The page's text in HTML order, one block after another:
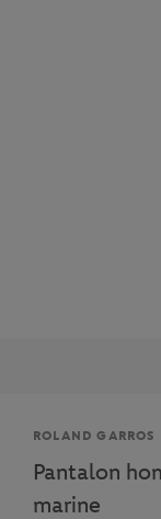
Marque
ROLAND GARROS
Pantalon
marine